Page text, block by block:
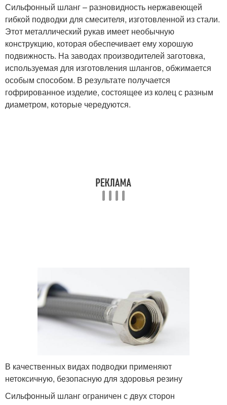
Сильфонный шланг – разновидность нержавеющей
гибкой подводки для смесителя, изготовленной из стали.
Этот металлический рукав имеет необычную
конструкцию, которая обеспечивает ему хорошую
подвижность. На заводах производителей заготовка,
используемая для изготовления шлангов, обжимается
особым способом. В результате получается
гофрированное изделие, состоящее из колец с разным
диаметром, которые чередуются.
В качественных видах подводки применяют
нетоксичную, безопасную для здоровья резину
Сильфонный шланг ограничен с двух сторон